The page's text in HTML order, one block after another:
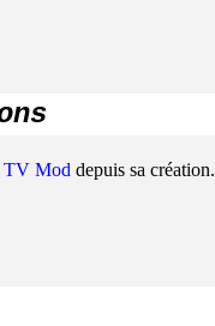
TV Mod depuis sa création.